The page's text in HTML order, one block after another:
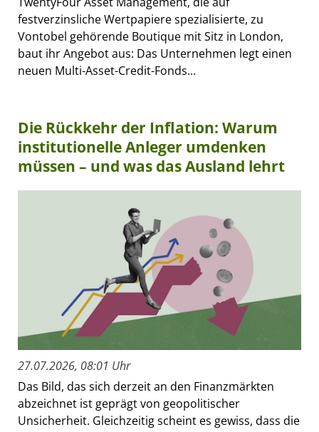
festverzinsliche Wertpapiere spezialisierte, zu
Vontobel gehörende Boutique mit Sitz in London,
baut ihr Angebot aus: Das Unternehmen legt einen
neuen Multi-Asset-Credit-Fonds...
Die Rückkehr der Inflation: Warum
institutionelle Anleger umdenken
müssen – und was das Ausland lehrt
27.07.2026, 08:01 Uhr
Das Bild, das sich derzeit an den Finanzmärkten
abzeichnet ist geprägt von geopolitischer
Unsicherheit. Gleichzeitig scheint es gewiss, dass die